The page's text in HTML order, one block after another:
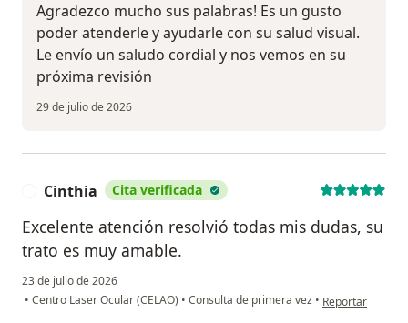
Agradezco mucho sus palabras! Es un gusto
poder atenderle y ayudarle con su salud visual.
Le envío un saludo cordial y nos vemos en su
próxima revisión
29 de julio de 2026
Cinthia Cita verificada
Excelente atención resolvió todas mis dudas, su
trato es muy amable.
23 de julio de 2026
• Centro Laser Ocular (CELAO) • Consulta de primera vez • en opinión del
Reportar